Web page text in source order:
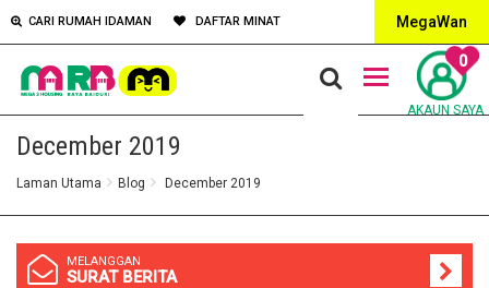
CARI RUMAH IDAMAN DAFTAR MINAT MegaWan
0
AKAUN SAYA
December 2019
Laman Utama Blog December 2019
MELANGGAN
SURAT BERITA